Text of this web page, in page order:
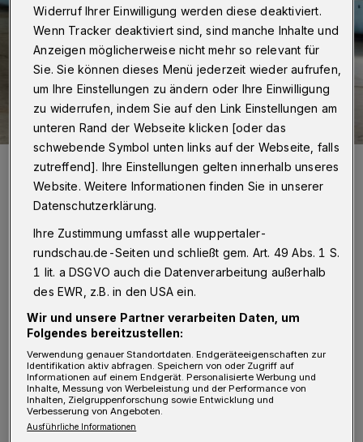
Der TVB will in der Tabelle noch höher klettern.
F ußball:
Bundesliga, A-Junioren:
RW Oberhausen - Wuppertaler SV 2:2 (0:2).
Liveticker
Zur Tabelle:hier klicken!
Widerruf Ihrer Einwilligung werden diese deaktiviert.
Wenn Tracker deaktiviert sind, sind manche Inhalte und
Anzeigen möglicherweise nicht mehr so relevant für
Sie. Sie können dieses Menü jederzeit wieder aufrufen,
um Ihre Einstellungen zu ändern oder Ihre Einwilligung
zu widerrufen, indem Sie auf den Link Einstellungen am
unteren Rand der Webseite klicken [oder das
schwebende Symbol unten links auf der Webseite, falls
zutreffend]. Ihre Einstellungen gelten innerhalb unseres
Website. Weitere Informationen finden Sie in unserer
Datenschutzerklärung.
Ihre Zustimmung umfasst alle wuppertaler-
rundschau.de-Seiten und schließt gem. Art. 49 Abs. 1 S.
1 lit. a DSGVO auch die Datenverarbeitung außerhalb
des EWR, z.B. in den USA ein.
Wir und unsere Partner verarbeiten Daten, um
Folgendes bereitzustellen:
Verwendung genauer Standortdaten. Endgeräteeigenschaften zur
Identifikation aktiv abfragen. Speichern von oder Zugriff auf
Informationen auf einem Endgerät. Personalisierte Werbung und
Inhalte, Messung von Werbeleistung und der Performance von
Inhalten, Zielgruppenforschung sowie Entwicklung und
Verbesserung von Angeboten.
Ausführliche Informationen